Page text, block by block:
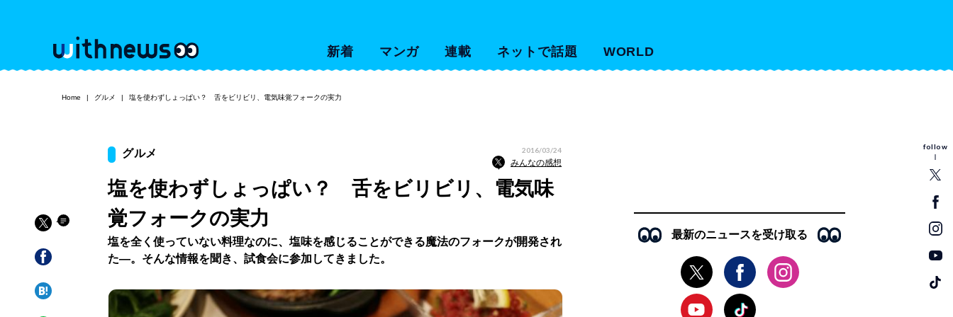
新着 マンガ 連載 ネットで話題 WORLD
follow
Home グルメ 塩を使わずしょっぱい？ 舌をビリビリ、電気味覚フォークの実力
グルメ 2016/03/24
みんなの感想
塩を使わずしょっぱい？ 舌をビリビリ、電気味
覚フォークの実力
塩を全く使っていない料理なのに、塩味を感じることができる魔法のフォークが開発され
た―。そんな情報を聞き、試食会に参加してきました。
最新のニュースを受け取る